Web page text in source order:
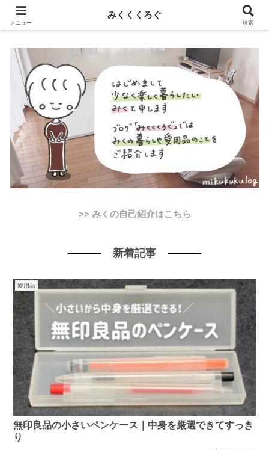
新しい記事はnoteに投稿しています！
>> みくの自己紹介はこちら
新着記事
愛用品
無印良品の小さいペンケース｜中身を厳選できてすっき
り
メニュー
みくくくろぐ
検索